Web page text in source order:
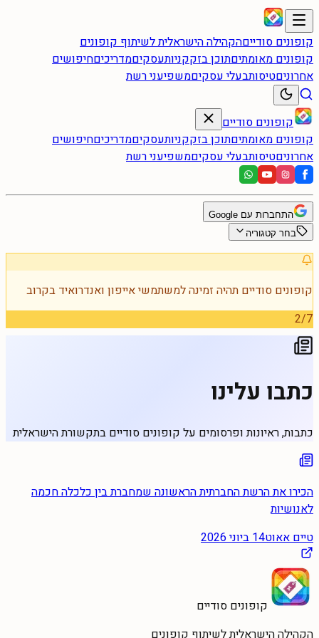
קופונים סודייםהקהילה הישראלית לשיתוף קופונים
קופונים מאומתיםתוכן בזקקניותעסקיםמדריכיםחיפושים
אחרוניםטיסותבעלי עסקיםמשפיעני רשת
קופונים סודיים
קופונים מאומתיםתוכן בזקקניותעסקיםמדריכיםחיפושים
אחרוניםטיסותבעלי עסקיםמשפיעני רשת
התחברות עם Google
בחר קטגוריה
קופונים סודיים תהיה זמינה למשתמשי אייפון ואנדרואיד בקרוב
2/7
כתבו עלינו
כתבות, ראיונות ופרסומים על קופונים סודיים בתקשורת הישראלית
הכירו את הרשת החברתית הראשונה שמחברת בין כלכלה חכמה
לאנושיות
טיים אאוט14 ביוני 2026
קופונים סודיים
הקהילה הישראלית לשיתוף קופונים